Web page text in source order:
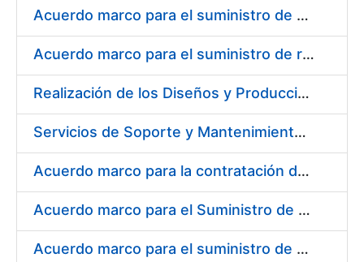
Acuerdo marco para el suministro de material de transmisiones de potencia, rodamientos, estanqueidad e hidráulica
Acuerdo marco para el suministro de repuestos específicos de maquinaria
Realización de los Diseños y Producción del Material Gráfico, en sus diferentes formatos y dispositivos, para la correcta comunicación, tanto interna como externa, de la entidad pública empresarial, Fábrica Nacional de Moneda y Timbre-Real Casa de la Moneda (FNMT-RCM)
Servicios de Soporte y Mantenimiento Integral (correctivo, preventivo, evolutivo) del Sistema de Gestión del Ciclo de Vida de las Aplicaciones en el Área de Desarrollo de CERES
Acuerdo marco para la contratación del suministro de material de informática para equipos de producción
Acuerdo marco para el Suministro de Consumibles Informáticos
Acuerdo marco para el suministro de material de filtración